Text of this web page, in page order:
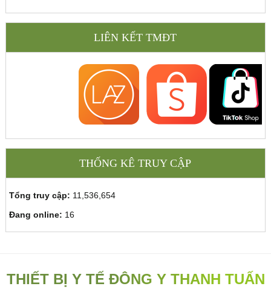
LIÊN KẾT TMĐT
THỐNG KÊ TRUY CẬP
Tổng truy cập: 11,536,654
Đang online: 16
THIẾT BỊ Y TẾ ĐÔNG Y THANH TUẤN